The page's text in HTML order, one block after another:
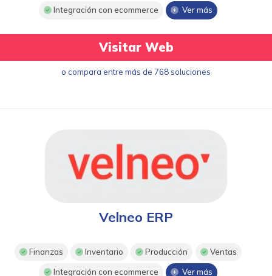
Integración con ecommerce Ver más
Visitar Web
o compara entre más de 768 soluciones
Velneo ERP
Finanzas Inventario Producción Ventas
Integración con ecommerce Ver más